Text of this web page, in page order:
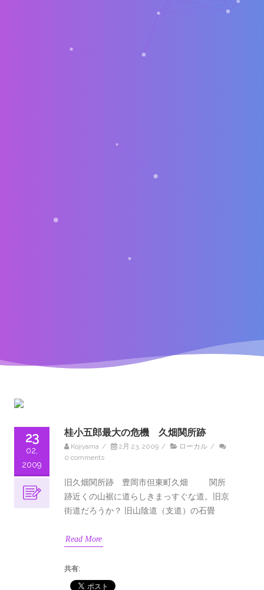
23
02,
2009
桂小五郎最大の危機 久畑関所跡
Kojiyama / 2月 23, 2009 / ローカル /
0 comments
旧久畑関所跡 豊岡市但東町久畑 関所
跡近くの山裾に道らしきまっすぐな道。旧京
街道だろうか？ 旧山陰道（支道）の石畳
Read More
共有: